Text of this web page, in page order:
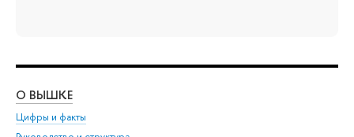
О ВЫШКЕ
Цифры и факты